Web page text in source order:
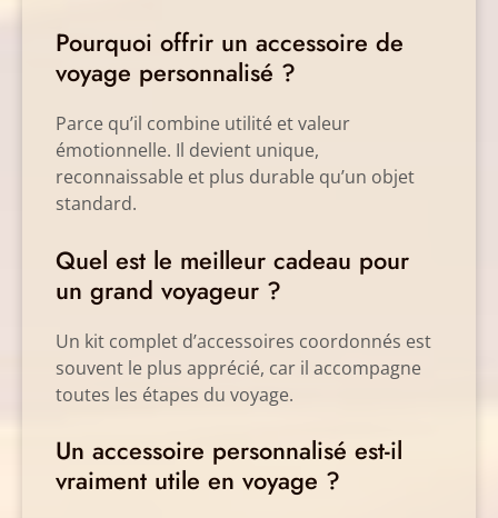
Pourquoi offrir un accessoire de
voyage personnalisé ?
Parce qu’il combine utilité et valeur
émotionnelle. Il devient unique,
reconnaissable et plus durable qu’un objet
standard.
Quel est le meilleur cadeau pour
un grand voyageur ?
Un kit complet d’accessoires coordonnés est
souvent le plus apprécié, car il accompagne
toutes les étapes du voyage.
Un accessoire personnalisé est-il
vraiment utile en voyage ?